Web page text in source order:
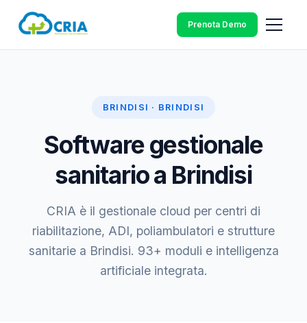
Prenota Demo
BRINDISI · BRINDISI
Software gestionale
sanitario a Brindisi
CRIA è il gestionale cloud per centri di
riabilitazione, ADI, poliambulatori e strutture
sanitarie a Brindisi. 93+ moduli e intelligenza
artificiale integrata.